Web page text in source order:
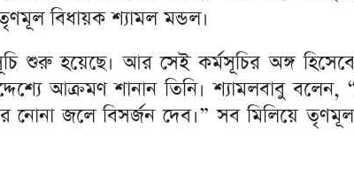
বিধায়ক শ্যামল মন্ডল।
শুরু হয়েছে। আর সেই কর্মসূচির অঙ্গ
আক্রমণ শানান তিনি। শ্যামলবাবু
নোনা জলে বিসর্জন দেব।” সব মিলিয়ে